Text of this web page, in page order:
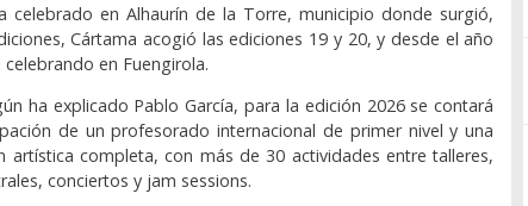
celebrado en Alhaurín de la Torre, municipio donde surgió,
Cártama acogió las ediciones 19 y 20, y desde el año
celebrando en Fuengirola.
ha explicado Pablo García, para la edición 2026 se contará
de un profesorado internacional de primer nivel y una
artística completa, con más de 30 actividades entre talleres,
conciertos y jam sessions.